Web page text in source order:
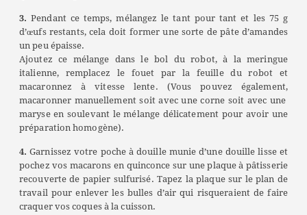
3. Pendant ce temps, mélangez le tant pour tant et les 75 g
d’œufs restants, cela doit former une sorte de pâte d’amandes
un peu épaisse.
Ajoutez ce mélange dans le bol du robot, à la meringue
italienne, remplacez le fouet par la feuille du robot et
macaronnez à vitesse lente. (Vous pouvez également,
macaronner manuellement soit avec une corne soit avec une
maryse en soulevant le mélange délicatement pour avoir une
préparation homogène).
4. Garnissez votre poche à douille munie d’une douille lisse et
pochez vos macarons en quinconce sur une plaque à pâtisserie
recouverte de papier sulfurisé. Tapez la plaque sur le plan de
travail pour enlever les bulles d’air qui risqueraient de faire
craquer vos coques à la cuisson.